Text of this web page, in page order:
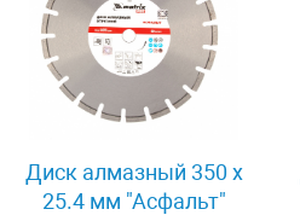
Диск алмазный 350 х
25.4 мм "Асфальт"